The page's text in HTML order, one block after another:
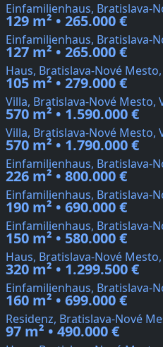
Einfamilienhaus, Bratislava-
129 m² • 265.000 €
Einfamilienhaus, Bratislava-
127 m² • 265.000 €
Haus, Bratislava-Nové
105 m² • 279.000 €
Villa, Bratislava-Nové Mesto,
570 m² • 1.590.000 €
Villa, Bratislava-Nové Mesto,
570 m² • 1.790.000 €
Einfamilienhaus, Bratislava-
226 m² • 800.000 €
Einfamilienhaus, Bratislava-
190 m² • 690.000 €
Einfamilienhaus, Bratislava-
150 m² • 580.000 €
Haus, Bratislava-Nové
320 m² • 1.299.500 €
Einfamilienhaus, Bratislava-
160 m² • 699.000 €
Residenz, Bratislava-Nové
97 m² • 490.000 €